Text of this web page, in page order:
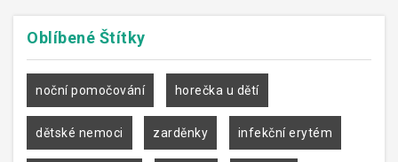
Oblíbené Štítky
noční pomočování horečka u dětí
dětské nemoci zarděnky infekční erytém